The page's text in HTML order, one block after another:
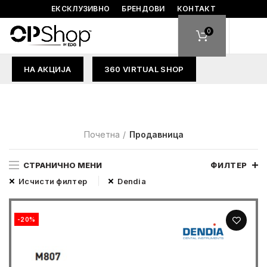
ЕКСКЛУЗИВНО БРЕНДОВИ КОНТАКТ
0
НА АКЦИЈА 360 VIRTUAL SHOP
Почетна Продавница
СТРАНИЧНО МЕНИ
ФИЛТЕР
Исчисти филтер
Dendia
-20%